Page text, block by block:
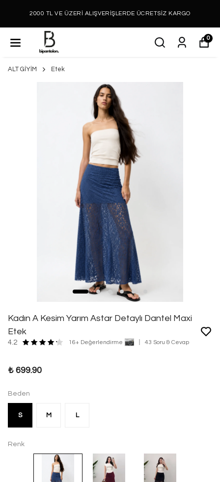
2000 TL VE ÜZERİ ALIŞVERİŞLERDE ÜCRETSİZ KARGO
0
ALT GİYİM Etek
Kadın A Kesim Yarım Astar Detaylı Dantel Maxi
Etek
4.2 16+ Değerlendirme 43 Soru & Cevap
₺ 699.90
Beden
S M L
Renk